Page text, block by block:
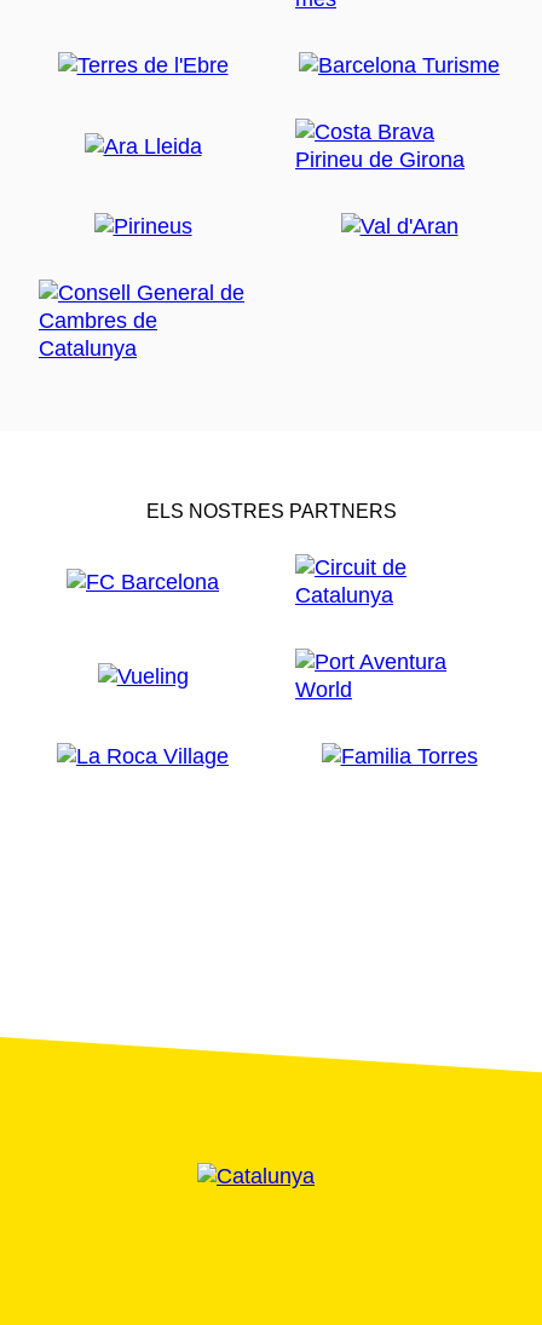
ELS NOSTRES PARTNERS